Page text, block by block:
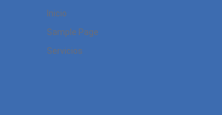
Inicio
Sample Page
Servicios